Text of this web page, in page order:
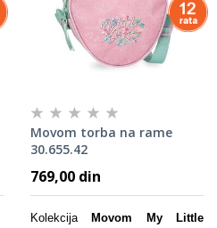
Movom torba na rame
30.655.42
769,00 din
Kolekcija
Movom My Little